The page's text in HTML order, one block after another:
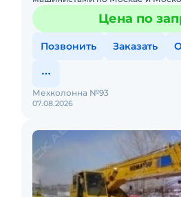
Любой вид аренды.
(почасовой, посменный) При
Цена по
Позвонить Заказать
07.08.2026
Мехколонна №93